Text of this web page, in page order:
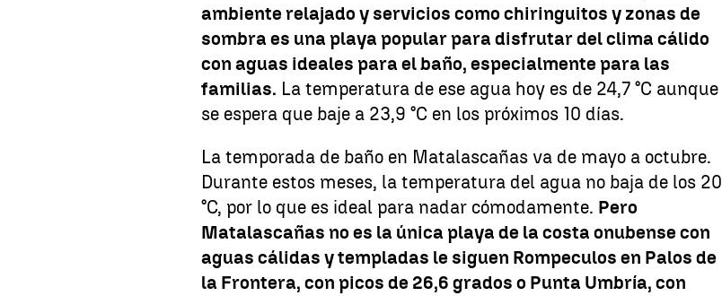
ambiente relajado y servicios como chiringuitos y zonas de
sombra es una playa popular para disfrutar del clima cálido
con aguas ideales para el baño, especialmente para las
familias. La temperatura de ese agua hoy es de 24,7 °C aunque
se espera que baje a 23,9 °C en los próximos 10 días.
La temporada de baño en Matalascañas va de mayo a octubre.
Durante estos meses, la temperatura del agua no baja de los 20
°C, por lo que es ideal para nadar cómodamente. Pero
Matalascañas no es la única playa de la costa onubense con
aguas cálidas y templadas le siguen Rompeculos en Palos de
la Frontera, con picos de 26,6 grados o Punta Umbría, con